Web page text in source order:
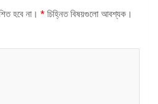
হবে না। * চিহ্নিত বিষয়গুলো আবশ্যক।